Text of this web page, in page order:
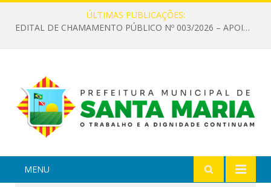
ÚLTIMAS PUBLICAÇÕES:
EDITAL DE CHAMAMENTO PÚBLICO Nº 003/2026 – APOIO À INFRAESTRUTURA CULTURAL
MENU